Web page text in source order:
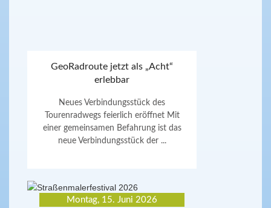
GeoRadroute jetzt als „Acht“
erlebbar
Neues Verbindungsstück des
Tourenradwegs feierlich eröffnet Mit
einer gemeinsamen Befahrung ist das
neue Verbindungsstück der ...
Montag, 15. Juni 2026